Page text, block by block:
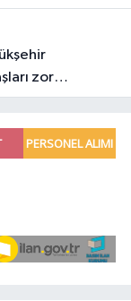
zor